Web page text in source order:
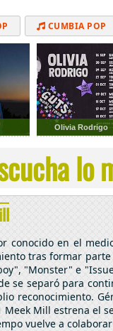
CUMBIA POP
Olivia Rodrigo
lo
conocido en el
tras formar
"Monster" e
se separó para
reconocimiento.
Meek Mill estrena el
vuelve a colaborar